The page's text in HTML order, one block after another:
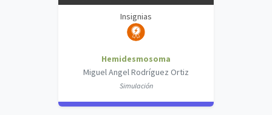
Insignias
Hemidesmosoma
Miguel Angel Rodríguez Ortiz
Simulación